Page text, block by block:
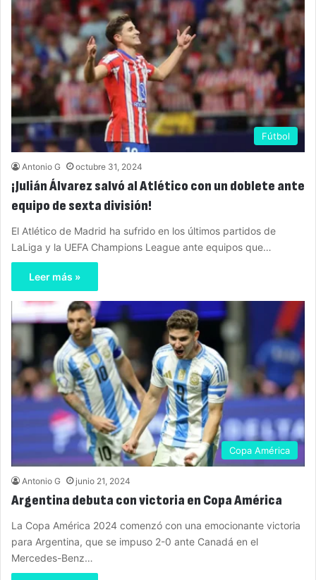
Fútbol
Antonio G octubre 31, 2024
¡Julián Álvarez salvó al Atlético con un doblete ante
equipo de sexta división!
El Atlético de Madrid ha sufrido en los últimos partidos de
LaLiga y la UEFA Champions League ante equipos que…
Leer más »
Copa América
Antonio G junio 21, 2024
Argentina debuta con victoria en Copa América
La Copa América 2024 comenzó con una emocionante victoria
para Argentina, que se impuso 2-0 ante Canadá en el
Mercedes-Benz…